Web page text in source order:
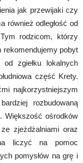
jak przewijaki czy
również odległość od
rodzicom, którzy
rekomendujemy pobyt
zgiełku lokalnych
część Krety.
najkorzystniejszym
rozbudowaną
Większość ośrodków
zjeżdżalniami oraz
liczyć na pomoc
pomysłów na grę i